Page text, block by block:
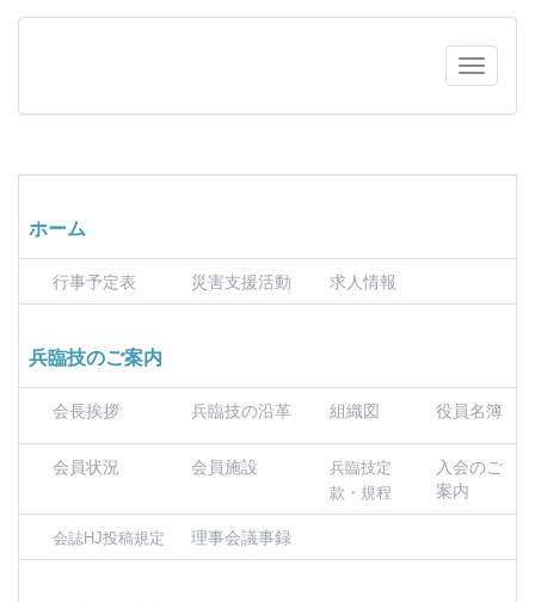
ホーム
行事予定表 災害支援活動 求人情報
兵臨技のご案内
会長挨拶 兵臨技の沿革 組織図 役員名簿
会員状況 会員施設
兵臨技定
款・規程
入会のご
案内
会誌HJ投稿規定 理事会議事録